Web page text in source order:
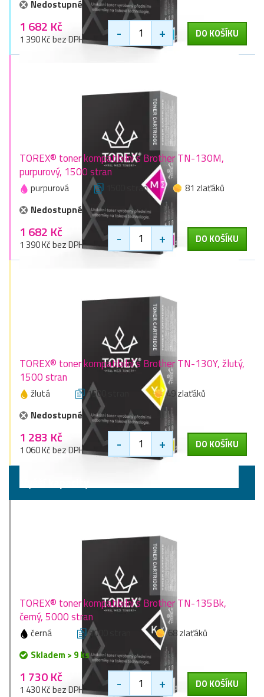
Nedostupné
1 682 Kč
1 390 Kč bez DPH - + DO KOŠÍKU
TOREX® toner kompatibilní s Brother TN-130M,
purpurový, 1500 stran
purpurová 1500 stran
81 zlaťáků
Nedostupné
1 682 Kč
1 390 Kč bez DPH - + DO KOŠÍKU
TOREX® toner kompatibilní s Brother TN-130Y, žlutý,
1500 stran
žlutá 1500 stran
49 zlaťáků
Nedostupné
1 283 Kč
1 060 Kč bez DPH - + DO KOŠÍKU
TOREX® toner kompatibilní s Brother TN-135Bk,
černý, 5000 stran
černá 5000 stran
68 zlaťáků
Skladem > 9 ks
1 730 Kč
1 430 Kč bez DPH - + DO KOŠÍKU